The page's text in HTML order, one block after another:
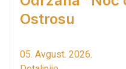
Ostrosu
05. Avgust. 2026.